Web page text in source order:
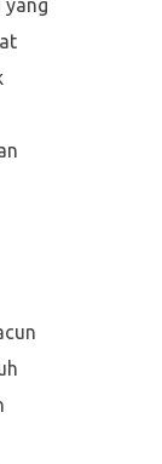
yang